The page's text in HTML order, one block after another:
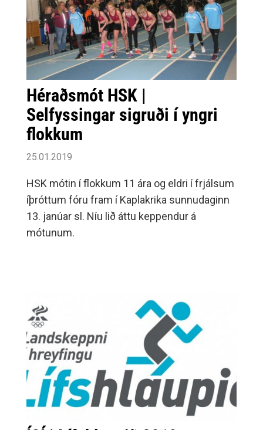
Héraðsmót HSK |
Selfyssingar sigruði í yngri
flokkum
25.01.2019
HSK mótin í flokkum 11 ára og eldri í frjálsum
íþróttum fóru fram í Kaplakrika sunnudaginn
13. janúar sl. Níu lið áttu keppendur á
mótunum.